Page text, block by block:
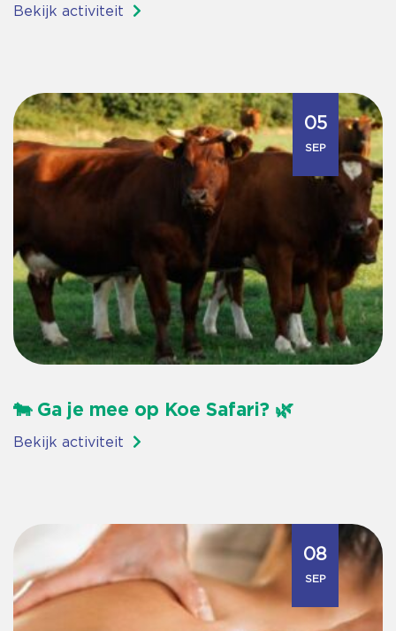
Bekijk activiteit
05
SEP
🐄 Ga je mee op Koe Safari? 🌿
Bekijk activiteit
08
SEP